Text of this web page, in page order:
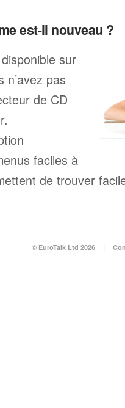
est-il nouveau ?
sur
n’avez pas
de CD
faciles à
de trouver
© EuroTalk Ltd 2026 |